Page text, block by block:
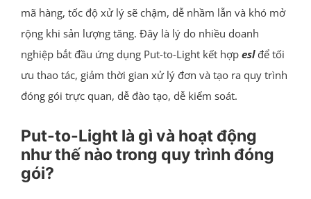
mã hàng, tốc độ xử lý sẽ chậm, dễ nhầm lẫn và khó mở
rộng khi sản lượng tăng. Đây là lý do nhiều doanh
nghiệp bắt đầu ứng dụng Put-to-Light kết hợp eslđể tối
ưu thao tác, giảm thời gian xử lý đơn và tạo ra quy trình
đóng gói trực quan, dễ đào tạo, dễ kiểm soát.
Put-to-Light là gì và hoạt động
như thế nào trong quy trình đóng
gói?